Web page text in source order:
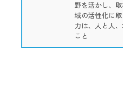
野を活かし、
域の活性化に
力は、人と人
こと